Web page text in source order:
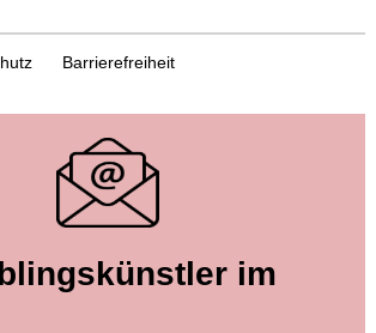
Barrierefreiheit
im